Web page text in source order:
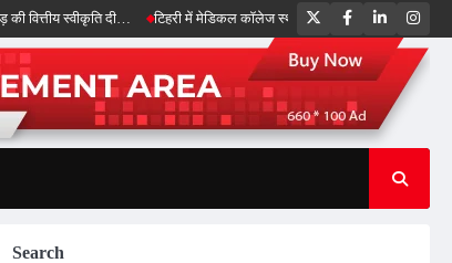
दी… टिहरी में मेडिकल कॉलेज स्थापना पर मंथन, स्वास्थ्य सेवाओं को और
TwitterFacebookLinkedIn
Search